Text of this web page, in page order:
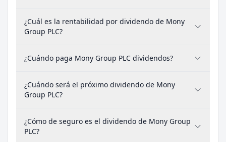
¿Cuál es la rentabilidad por dividendo de Mony
Group PLC?
¿Cuándo paga Mony Group PLC dividendos?
¿Cuándo será el próximo dividendo de Mony
Group PLC?
¿Cómo de seguro es el dividendo de Mony Group
PLC?